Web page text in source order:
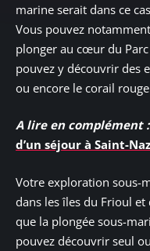
marine serait dans ce
Vous pouvez notamment
plonger au cœur du
pouvez y découvrir des
ou encore le corail
A lire en complément :
d’un séjour à Saint-
Votre exploration sous-
dans les îles du Frioul et
que la plongée sous-
pouvez découvrir seul